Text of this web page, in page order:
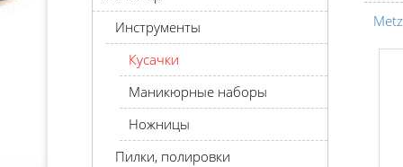
Инструменты
Кусачки
Маникюрные наборы
Ножницы
Пилки, полировки